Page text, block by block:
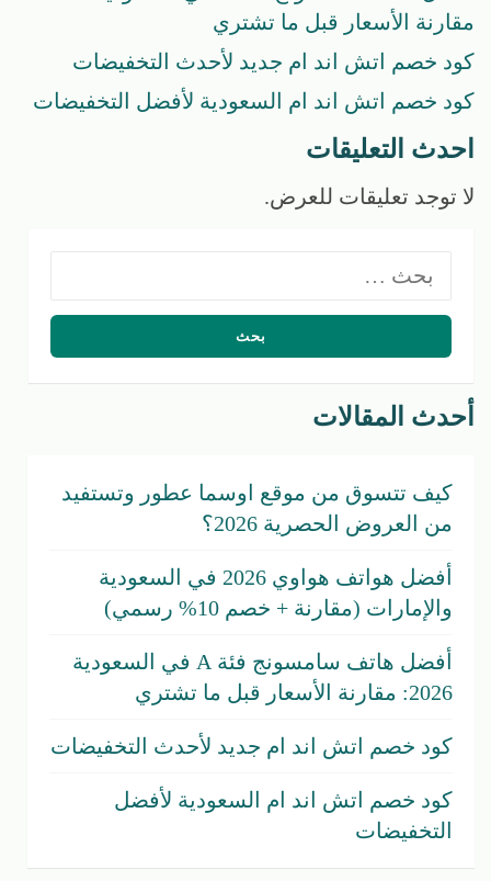
مقارنة الأسعار قبل ما تشتري
كود خصم اتش اند ام جديد لأحدث التخفيضات
كود خصم اتش اند ام السعودية لأفضل التخفيضات
احدث التعليقات
لا توجد تعليقات للعرض.
أحدث المقالات
كيف تتسوق من موقع اوسما عطور وتستفيد
من العروض الحصرية 2026؟
أفضل هواتف هواوي 2026 في السعودية
والإمارات (مقارنة + خصم 10% رسمي)
أفضل هاتف سامسونج فئة A في السعودية
2026: مقارنة الأسعار قبل ما تشتري
كود خصم اتش اند ام جديد لأحدث التخفيضات
كود خصم اتش اند ام السعودية لأفضل
التخفيضات